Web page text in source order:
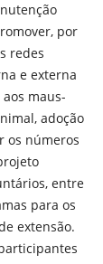
por
redes
e externa
maus-
adoção
os números
entre
para os
extensão.